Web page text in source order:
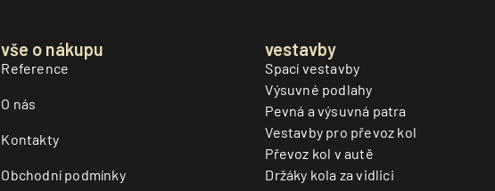
vše o nákupu
Reference
O nás
Kontakty
Obchodní podmínky
vestavby
Spací vestavby
Výsuvné podlahy
Pevná a výsuvná patra
Vestavby pro převoz kol
Převoz kol v autě
Držáky kola za vidlici